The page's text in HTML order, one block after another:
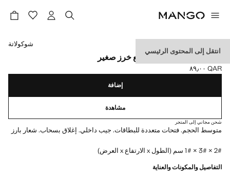
انتقل إلى المحتوى الرئيسي
محفظة متوسطة الحجم مع خرز صغير
السعر الحالي [QAR ٨٩٫٠٠ ]
QAR ٨٩٫٠٠
حدد اللون
شوكولاتة
إضافة
مشاهدة
شحن مجاني إلى المتجر
متوسط الحجم. فتحات متعددة للبطاقات. جيب داخلي. إغلاق بسحاب. شعار بارز
2# × 3# × 1# سم (الطول x الارتفاع x العرض)
التفاصيل والمكونات والعناية